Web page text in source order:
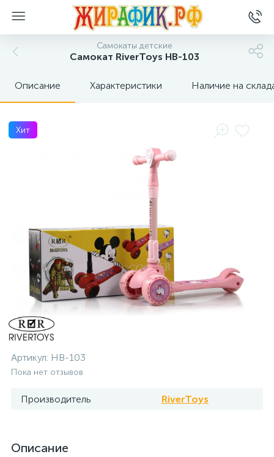
Самокаты детские
Самокат RiverToys HB-103
Описание Характеристики Наличие на
Хит
Артикул: HB-103
Пока нет отзывов
Производитель RiverToys
Описание